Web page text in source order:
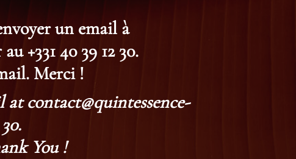
un email à
+331 40 39 12 30.
Merci !
at contact@quintessence-
You !